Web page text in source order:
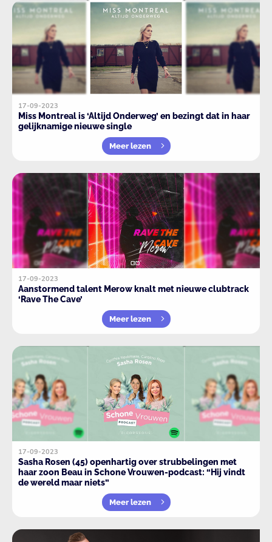
17-09-2023
Miss Montreal is ‘Altijd Onderweg’ en bezingt dat in haar
gelijknamige nieuwe single
Meer lezen
17-09-2023
Aanstormend talent Merow knalt met nieuwe clubtrack
‘Rave The Cave’
Meer lezen
17-09-2023
Sasha Rosen (45) openhartig over strubbelingen met
haar zoon Beau in Schone Vrouwen-podcast: “Hij vindt
de wereld maar niets”
Meer lezen